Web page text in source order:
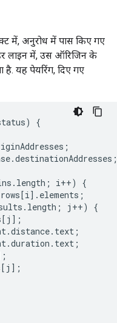
में, अनुरोध में पास किए गए
लाइन में, उस ऑरिजिन के
है. यह पेयरिंग, दिए गए
)
{
;
.destinationAddresses ;
. length ; i++)
{
rows [i]. elements ;
. length ; j ++)
{
[ j ];
.distance. text ;
.duration . text ;
[ j ];